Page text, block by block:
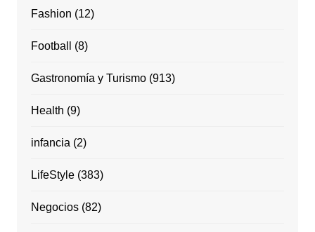
Fashion (12)
Football (8)
Gastronomía y Turismo(913)
Health (9)
infancia (2)
LifeStyle(383)
Negocios(82)